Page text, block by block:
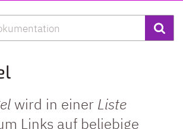
wird in einer Liste
Links auf beliebige